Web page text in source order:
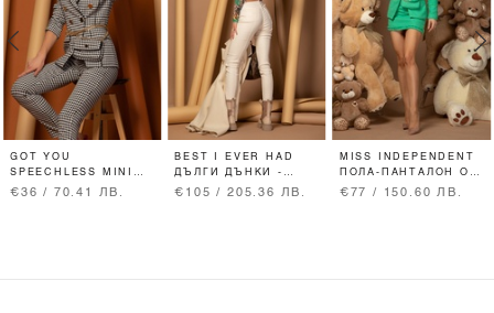
GOT YOU
SPEECHLESS MINI
ЧАНТА
€36 / 70.41 ЛВ.
BEST I EVER HAD
ДЪЛГИ ДЪНКИ -
SOFT BEIGE
€105 / 205.36 ЛВ.
MISS INDEPENDENT
ПОЛА-ПАНТАЛОН ОТ
БУКЛЕ - GREEN
€77 / 150.60 ЛВ.